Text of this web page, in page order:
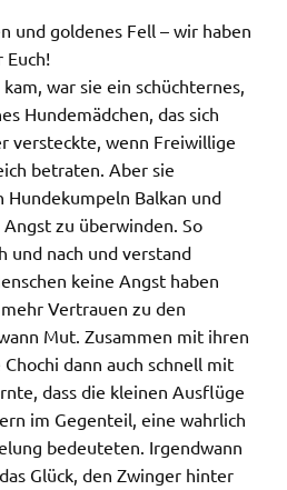
und goldenes Fell – wir haben
Euch!
war sie ein schüchternes,
Hundemädchen, das sich
versteckte, wenn Freiwillige
betraten. Aber sie
Balkan und
zu überwinden. So
und nach und verstand
keine Angst haben
Vertrauen zu den
Mut. Zusammen mit ihren
dann auch schnell mit
dass die kleinen Ausflüge
im Gegenteil, eine wahrlich
bedeuteten. Irgendwann
Glück, den Zwinger hinter